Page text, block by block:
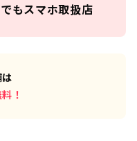
もスマホ取扱店
！